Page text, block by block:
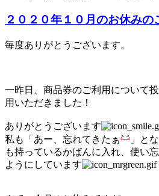
２０２０年１０月のお休みの
毎度ありがとうございます。
一昨日、商品券のご利用について
用いただきました！
ありがとうございます
私も「あー、忘れてきたぁ
」と
も持っているかばんに入れ、使い
ようにしています